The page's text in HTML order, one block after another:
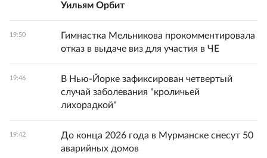
Уильям Орбит
19:50
Гимнастка Мельникова прокомментировала
отказ в выдаче виз для участия в ЧЕ
19:46
В Нью-Йорке зафиксирован четвертый
случай заболевания "кроличьей
лихорадкой"
19:42
До конца 2026 года в Мурманске снесут 50
аварийных домов